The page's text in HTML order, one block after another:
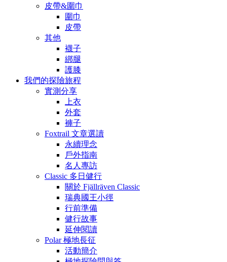
皮帶&圍巾
圍巾
皮帶
其他
襪子
綁腿
護膝
我們的探險旅程
實測分享
上衣
外套
褲子
Foxtrail 文章選讀
永續理念
戶外指南
名人專訪
Classic 多日健行
關於 Fjällräven Classic
瑞典國王小徑
行前準備
健行故事
延伸閱讀
Polar 極地長征
活動簡介